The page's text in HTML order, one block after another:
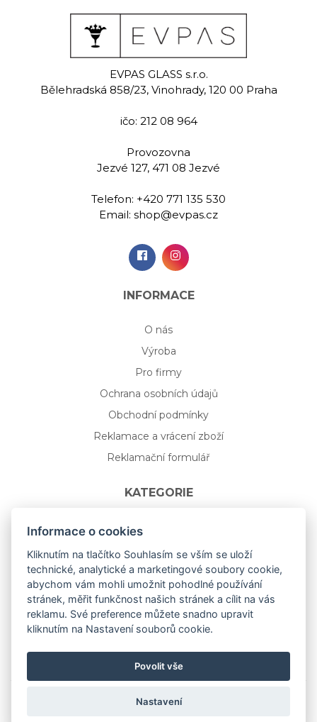
EVPAS GLASS s.r.o.
Bělehradská 858/23, Vinohrady, 120 00 Praha
ičo: 212 08 964
Provozovna
Jezvé 127, 471 08 Jezvé
Telefon: +420 771 135 530
Email: shop@evpas.cz
INFORMACE
O nás
Výroba
Pro firmy
Ochrana osobních údajů
Obchodní podmínky
Reklamace a vrácení zboží
Reklamační formulář
KATEGORIE
Nápojové sklo
Bydlení
Dárkový poukaz na míru
Mystery box
Kolekce
NOVÁ rozkvetlá KOLEKCE 🌸🌼
aceit.czAll Right Reserved.
Informace o cookies
Kliknutím na tlačítko Souhlasím se vším se uloží
technické, analytické a marketingové soubory cookie,
abychom vám mohli umožnit pohodlné používání
stránek, měřit funkčnost našich stránek a cílit na vás
reklamu. Své preference můžete snadno upravit
kliknutím na Nastavení souborů cookie.
Povolit vše
Nastavení